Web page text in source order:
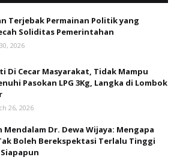
Terjebak Permainan Politik yang
Soliditas Pemerintahan
2026
Di Cecar Masyarakat, Tidak Mampu
Pasokan LPG 3Kg, Langka di Lombok
26, 2026
Mendalam Dr. Dewa Wijaya: Mengapa
Boleh Berekspektasi Terlalu Tinggi